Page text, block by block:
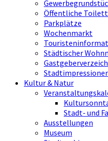
Öffentliche
Parkplätze
Wochenmarkt
Städtischer
Kultur & Natur
Stadt- und
Ausstellungen
Museum